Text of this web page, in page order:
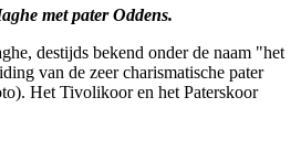
met pater Oddens.
destijds bekend onder de naam "het
van de zeer charismatische pater
Het Tivolikoor en het Paterskoor